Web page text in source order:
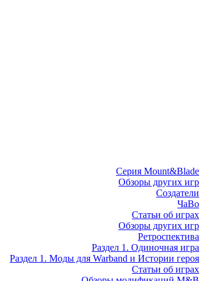
Серия Mount&Blade
Обзоры других игр
Создатели
ЧаВо
Статьи об играх
Обзоры других игр
Ретроспектива
Раздел 1. Одиночная игра
Раздел 1. Моды для Warband и Истории героя
Статьи об играх